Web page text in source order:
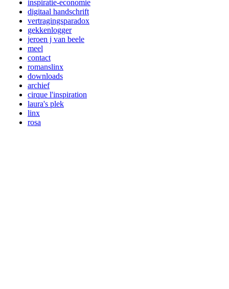
inspiratie-economie
digitaal handschrift
vertragingsparadox
gekkenlogger
jeroen j van beele
meel
contact
romanslinx
downloads
archief
cirque l'inspiration
laura's plek
linx
rosa